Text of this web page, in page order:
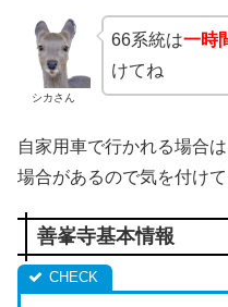
シカさん
66系統は一時
けてね
自家用車で行かれる場合
場合があるので気を付けて
善峯寺基本情報